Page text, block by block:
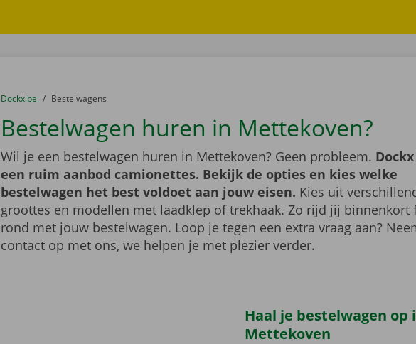
U bevindt zich hier:
van
Dockx.be naar
Bestelwagens
Bestelwagen huren in Mettekoven?
Wil je een bestelwagen huren in Mettekoven? Geen probleem.
een ruim aanbod camionettes. Bekijk de opties en kies welke
bestelwagen het best voldoet aan jouw eisen. Kies uit
groottes en modellen met laadklep of trekhaak. Zo rijd jij binnenkort
rond met jouw bestelwagen. Loop je tegen een extra vraag aan?
contact op met ons, we helpen je met plezier verder.
Haal je bestelwagen op
Mettekoven